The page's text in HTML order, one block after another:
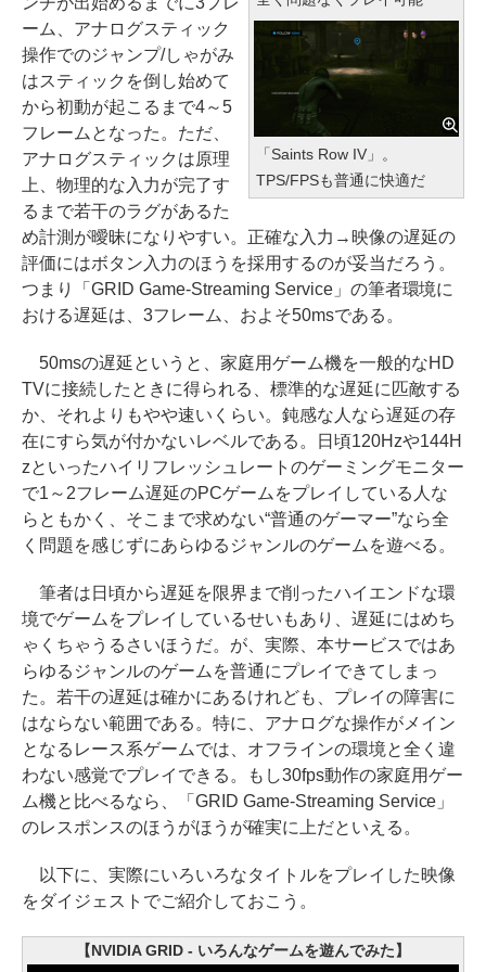
「Saints Row IV」。
TPS/FPSも普通に快適だ
ーム、アナログスティック
操作でのジャンプ/しゃがみ
はスティックを倒し始めて
から初動が起こるまで4～5
フレームとなった。ただ、
アナログスティックは原理
上、物理的な入力が完了す
るまで若干のラグがあるた
め計測が曖昧になりやすい。正確な入力→映像の遅延の
評価にはボタン入力のほうを採用するのが妥当だろう。
つまり「GRID Game-Streaming Service」の筆者環境に
おける遅延は、3フレーム、およそ50msである。
50msの遅延というと、家庭用ゲーム機を一般的なHD
TVに接続したときに得られる、標準的な遅延に匹敵する
か、それよりもやや速いくらい。鈍感な人なら遅延の存
在にすら気が付かないレベルである。日頃120Hzや144H
zといったハイリフレッシュレートのゲーミングモニター
で1～2フレーム遅延のPCゲームをプレイしている人な
らともかく、そこまで求めない“普通のゲーマー”なら全
く問題を感じずにあらゆるジャンルのゲームを遊べる。
筆者は日頃から遅延を限界まで削ったハイエンドな環
境でゲームをプレイしているせいもあり、遅延にはめち
ゃくちゃうるさいほうだ。が、実際、本サービスではあ
らゆるジャンルのゲームを普通にプレイできてしまっ
た。若干の遅延は確かにあるけれども、プレイの障害に
はならない範囲である。特に、アナログな操作がメイン
となるレース系ゲームでは、オフラインの環境と全く違
わない感覚でプレイできる。もし30fps動作の家庭用ゲー
ム機と比べるなら、「GRID Game-Streaming Service」
のレスポンスのほうがほうが確実に上だといえる。
以下に、実際にいろいろなタイトルをプレイした映像
をダイジェストでご紹介しておこう。
【NVIDIA GRID - いろんなゲームを遊んでみた】